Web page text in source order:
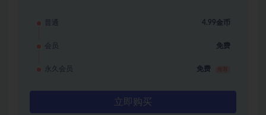
普通 4.99金币
会员 免费
永久会员 免费
立即购买